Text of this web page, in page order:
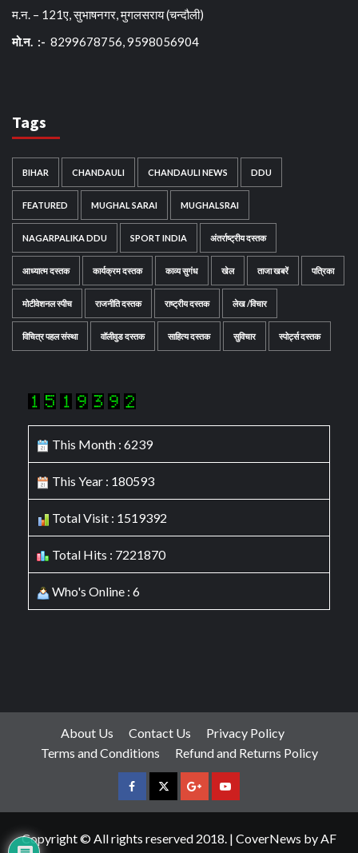
म.न. – 121ए, सुभाषनगर, मुगलसराय (चन्दौली)
मो.न. :- 8299678756, 9598056904
Tags
BIHAR CHANDAULI CHANDAULI NEWS DDU
FEATURED MUGHAL SARAI MUGHALSRAI
NAGARPALIKA DDU SPORT INDIA अंतर्राष्ट्रीय दस्तक
आध्यात्म दस्तक कार्यक्रम दस्तक काव्य सुगंध खेल ताजा खबरें पत्रिका
मोटीवेशनल स्पीच राजनीति दस्तक राष्ट्रीय दस्तक लेख /विचार
विचित्र पहल संस्था वॉलीवुड दस्तक साहित्य दस्तक सुविचार स्पोर्ट्स दस्तक
This Month : 6239
This Year : 180593
Total Visit : 1519392
Total Hits : 7221870
Who's Online : 6
About Us Contact Us
Privacy Policy
Terms and Conditions
Refund and Returns Policy
facebookTwitterGoogleYouTube
Copyright © All rights reserved 2018. | CoverNews by AF